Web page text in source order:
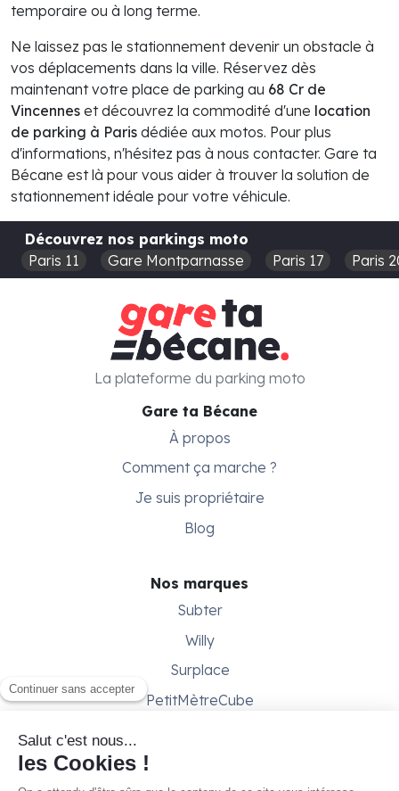
temporaire ou à long terme.
Ne laissez pas le stationnement devenir un obstacle à
vos déplacements dans la ville. Réservez dès
maintenant votre place de parking au 68 Cr de
Vincennes et découvrez la commodité d'une location
de parking à Paris dédiée aux motos. Pour plus
d'informations, n'hésitez pas à nous contacter. Gare ta
Bécane est là pour vous aider à trouver la solution de
stationnement idéale pour votre véhicule.
Découvrez nos parkings moto
Paris 11
Gare Montparnasse Paris 17 Paris
Gare ta Bécane
À propos
Comment ça marche ?
Je suis propriétaire
Blog
Nos marques
Subter
Willy
Surplace
PetitMètreCube
Besoin d'aide ?
La plateforme du parking moto